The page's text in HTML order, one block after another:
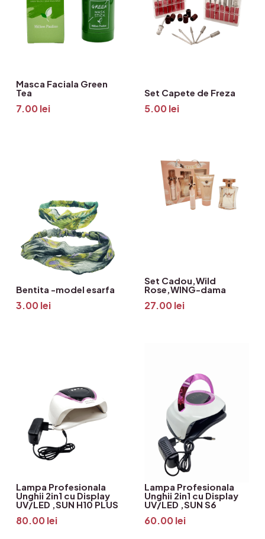
Masca Faciala Green
Tea
7.00lei
Set Capete de Freza
5.00lei
Bentita -model esarfa
3.00lei
Set Cadou,Wild
Rose,WING-dama
27.00lei
Lampa Profesionala
Unghii 2in1 cu Display
UV/LED ,SUN H10 PLUS
80.00lei
Lampa Profesionala
Unghii 2in1 cu Display
UV/LED ,SUN S6
60.00lei